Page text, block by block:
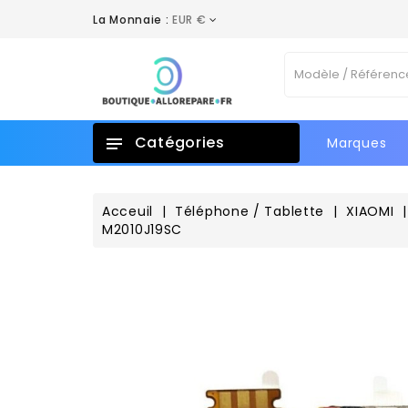
La Monnaie : EUR €
Catégories Marques
Acceuil Téléphone / Tablette XIAOMI
M2010J19SC